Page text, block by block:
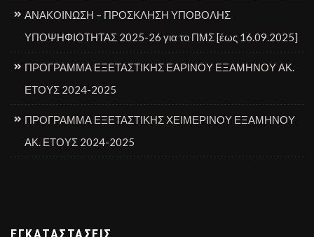
ΑΝΑΚΟΙΝΩΣΗ – ΠΡΟΣΚΛΗΣΗ ΥΠΟΒΟΛΗΣ
ΥΠΟΨΗΦΙΟΤΗΤΑΣ 2025-26 για το ΠΜΣ [έως 16.09.2025]
ΠΡΟΓΡΑΜΜΑ ΕΞΕΤΑΣΤΙΚΗΣ ΕΑΡΙΝΟΥ ΕΞΑΜΗΝΟΥ ΑΚ.
ΕΤΟΥΣ 2024-2025
ΠΡΟΓΡΑΜΜΑ ΕΞΕΤΑΣΤΙΚΗΣ ΧΕΙΜΕΡΙΝΟΥ ΕΞΑΜΗΝΟΥ
ΑΚ. ΕΤΟΥΣ 2024-2025
ΕΓΚΑΤΑΣΤΆΣΕΙΣ